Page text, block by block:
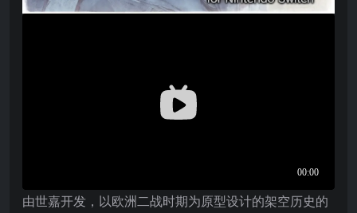
由世嘉开发，以欧洲二战时期为原型设计的架空历史的